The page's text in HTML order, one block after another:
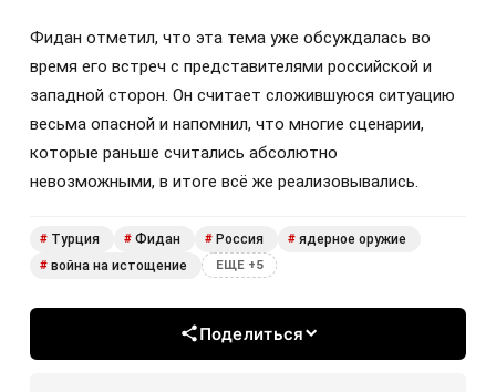
Фидан отметил, что эта тема уже обсуждалась во
время его встреч с представителями российской и
западной сторон. Он считает сложившуюся ситуацию
весьма опасной и напомнил, что многие сценарии,
которые раньше считались абсолютно
невозможными, в итоге всё же реализовывались.
# Турция # Фидан # Россия # ядерное оружие
# война на истощение ЕЩЕ +5
Поделиться